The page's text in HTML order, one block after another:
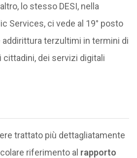
lo stesso DESI, nella
Services, ci vede al 19° posto
terzultimi in termini di
cittadini, dei servizi digitali
trattato più dettagliatamente
riferimento al rapporto